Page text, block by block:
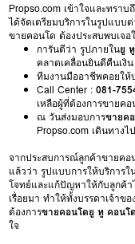
Propso.com เข้าใจและทรา
ได้จัดเตรียมบริการในรูปแบบ
ขายคอนโด ต้องประสบพบเจอ
การันตีว่า รูปภายในยู
คลาดเคลื่อนยินดีคืนเงิน
ทีมงานมืออาชีพคอยให้
Call Center :081-
เหลือผู้ที่ต้องการขายค
ณ วันส่งมอบการขายค
Propso.com เดินทาง
จากประสบการณ์ลูกค้าขายคอ
แล้วว่า รูปแบบการให้บริการใ
โจทย์และแก้ปัญหาให้กับลูกค้า
เรื่อยมา ทำให้ทั้งบรรดาเจ้าข
ต้องการขายคอนโดยู ทู คอนโด
ใจ